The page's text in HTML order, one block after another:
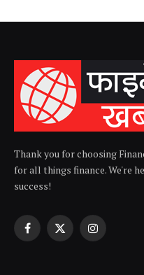
Thank you for choosing
for all things finance. We're
success!
Facebook
X
Instagram